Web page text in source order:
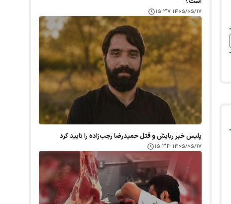
۱۴۰۵/۰۵/۱۷ ۱۵:۳۷
پلیس خبر ربایش و قتل حمیدرضا رجب‌زاده را تایید کرد
۱۴۰۵/۰۵/۱۷ ۱۵:۳۳